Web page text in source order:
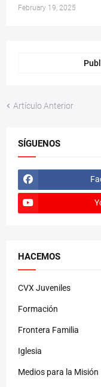
February 19, 2025
Artículo Anterior
SÍGUENOS
HACEMOS
CVX Juveniles
Formación
Frontera Familia
Iglesia
Medios para la Misión